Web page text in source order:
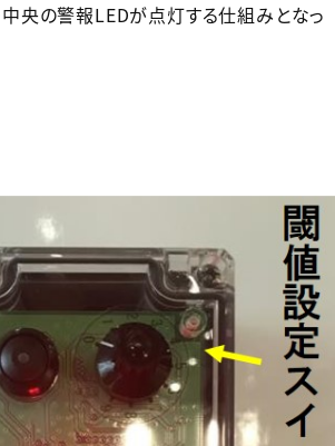
央の警報LEDが点灯する仕組みとなっ